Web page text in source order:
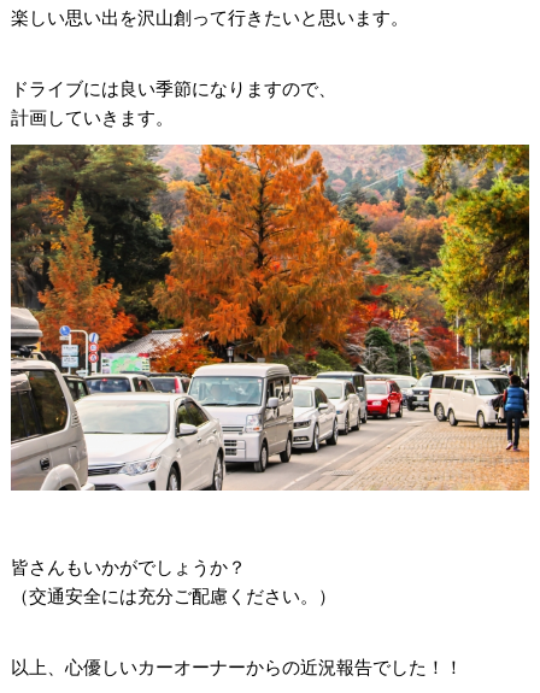
楽しい思い出を沢山創って行きたいと思います。
ドライブには良い季節になりますので、
計画していきます。
皆さんもいかがでしょうか？
（交通安全には充分ご配慮ください。）
以上、心優しいカーオーナーからの近況報告でした！！